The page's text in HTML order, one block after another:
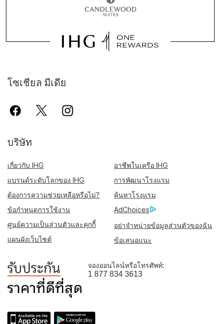
โซเชียล มีเดีย
บริษัท
เกี่ยวกับ IHG
อาชีพในเครือ IHG
แบรนด์ระดับโลกของ IHG
การพัฒนาโรงแรม
ต้องการความช่วยเหลือหรือไม่?
ค้นหาโรงแรม
ข้อกำหนดการใช้งาน
AdChoices
ศูนย์ความเป็นส่วนตัวและคุกกี้
อย่าจำหน่ายข้อมูลส่วนตัวของฉัน
แผนผังเว็บไซต์
ข้อเสนอแนะ
จองออนไลน์หรือโทรศัพท์:
1 877 834 3613